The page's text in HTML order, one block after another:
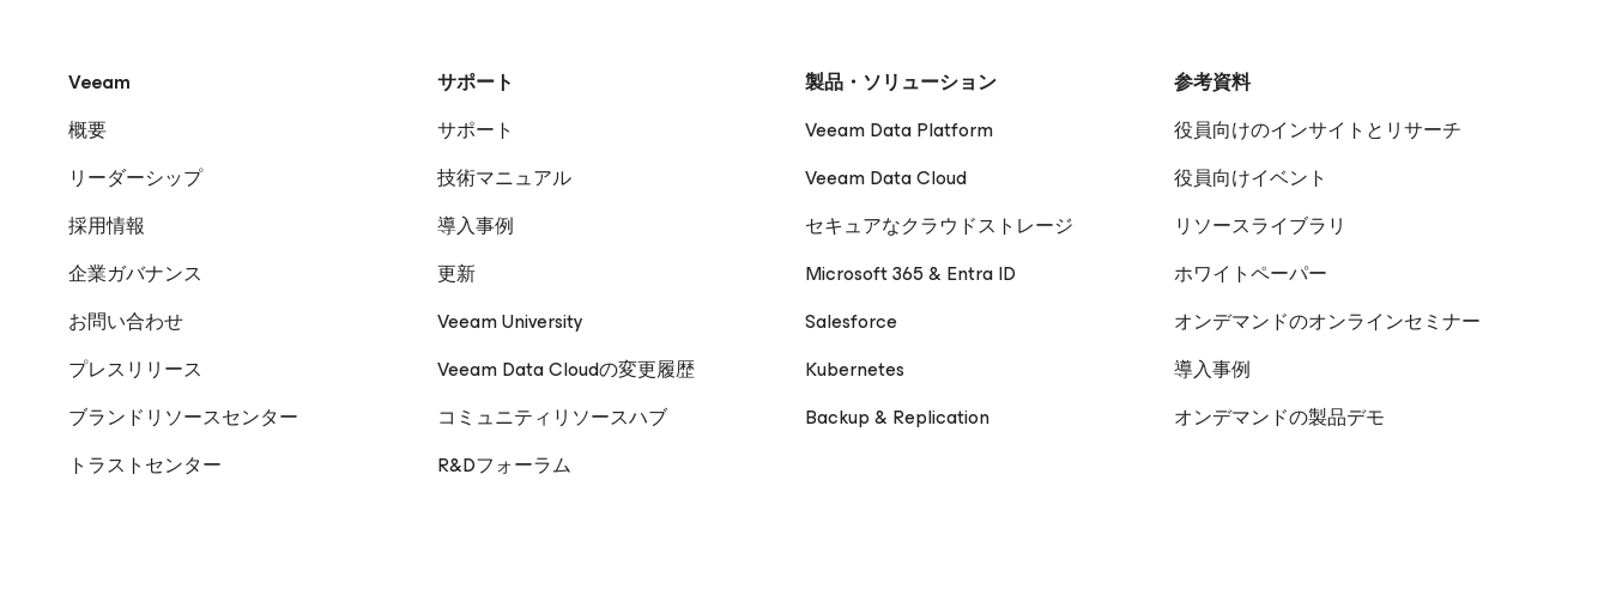
Veeam
概要
リーダーシップ
採用情報
企業ガバナンス
お問い合わせ
プレスリリース
ブランドリソースセンター
トラストセンター
サポート
サポート
技術マニュアル
導入事例
更新
Veeam University
Veeam Data Cloudの変更履歴
コミュニティリソースハブ
R&Dフォーラム
製品・ソリューション
Veeam Data Platform
Veeam Data Cloud
セキュアなクラウドストレージ
Microsoft 365 & Entra ID
Salesforce
Kubernetes
Backup & Replication
参考資料
役員向けのインサイトとリサーチ
役員向けイベント
リソースライブラリ
ホワイトペーパー
オンデマンドのオンラインセミナー
導入事例
オンデマンドの製品デモ